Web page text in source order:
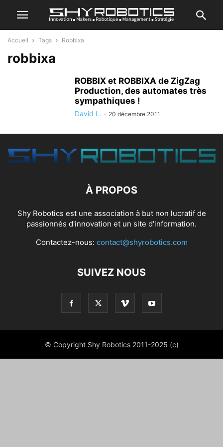
Accueil Tags Robbixa
robbixa
ROBBIX et ROBBIXA de ZigZag
Production, des automates très
sympathiques !
David L. - 20 décembre 2011
À PROPOS
Shy Robotics est une association à but non lucratif de
passionnés d'innovation et un site d'information.
Contactez-nous: contact@shyrobotics.com
SUIVEZ NOUS
© Copyright Shy Robotics 2011-2025 (c)